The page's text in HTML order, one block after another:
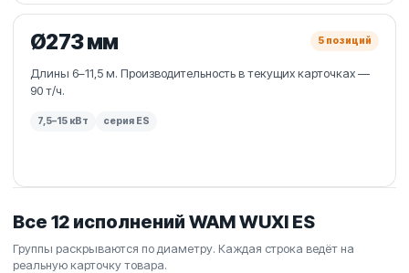
Ø273 мм 5 позиций
Длины 6–11,5 м. Производительность в текущих карточках —
90 т/ч.
7,5–15 кВт серия ES
Все 12 исполнений WAM WUXI ES
Группы раскрываются по диаметру. Каждая строка ведёт на
реальную карточку товара.